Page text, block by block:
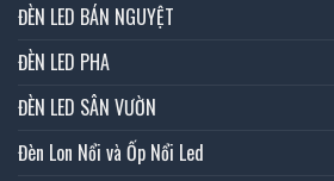
ĐÈN LED BÁN NGUYỆT
ĐÈN LED PHA
ĐÈN LED SÂN VƯỜN
Đèn Lon Nổi và Ốp Nổi Led